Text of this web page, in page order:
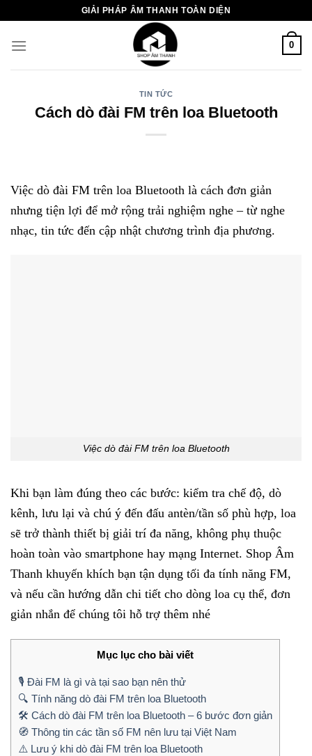
nội
GIẢI PHÁP ÂM THANH TOÀN DIỆN
0
TIN TỨC
Cách dò đài FM trên loa Bluetooth
Việc dò đài FM trên loa Bluetooth là cách đơn giản
nhưng tiện lợi để mở rộng trải nghiệm nghe – từ nghe
nhạc, tin tức đến cập nhật chương trình địa phương.
Việc dò đài FM trên loa Bluetooth
Khi bạn làm đúng theo các bước: kiểm tra chế độ, dò
kênh, lưu lại và chú ý đến đấu antèn/tần số phù hợp, loa
sẽ trở thành thiết bị giải trí đa năng, không phụ thuộc
hoàn toàn vào smartphone hay mạng Internet. Shop Âm
Thanh khuyến khích bạn tận dụng tối đa tính năng FM,
và nếu cần hướng dẫn chi tiết cho dòng loa cụ thể, đơn
giản nhắn để chúng tôi hỗ trợ thêm nhé
Mục lục cho bài viết
🎙️ Đài FM là gì và tại sao bạn nên thử
🔍 Tính năng dò đài FM trên loa Bluetooth
🛠️ Cách dò đài FM trên loa Bluetooth – 6 bước đơn giản
🧭 Thông tin các tần số FM nên lưu tại Việt Nam
⚠️ Lưu ý khi dò đài FM trên loa Bluetooth